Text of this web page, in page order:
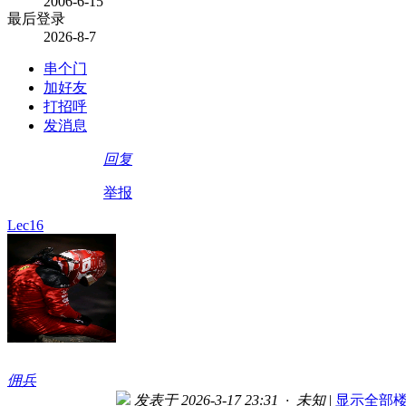
最后登录
2026-8-7
串个门
加好友
打招呼
发消息
回复
举报
Lec16
佣兵
发表于 2026-3-17 23:31 · 未知 | 显示全部